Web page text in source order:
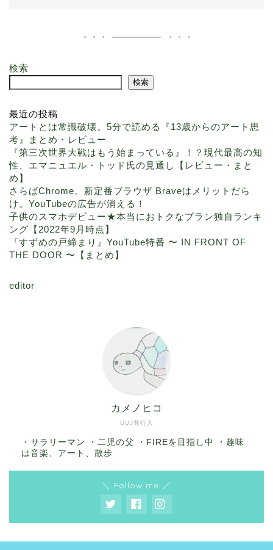
検索
検索
最近の投稿
アートとは常識破壊。5分で読める『13歳からのアート思
考』まとめ・レビュー
『第三次世界大戦はもう始まっている』！？現代最高の知
性、エマニュエル・トッド氏の見通し【レビュー・まと
め】
さらばChrome。新定番ブラウザ Braveはメリットだら
け。YouTubeの広告が消える！
子供のスマホデビュー★本当におトクなプラン独自ランキ
ング【2022年9月時点】
『すずめの戸締まり』YouTube特番 〜 IN FRONT OF
THE DOOR 〜【まとめ】
editor
UUJ発行人
カメノヒコ
・サラリーマン ・二児の父 ・FIREを目指し中 ・趣味
は音楽、アート、散歩
＼ Follow me ／